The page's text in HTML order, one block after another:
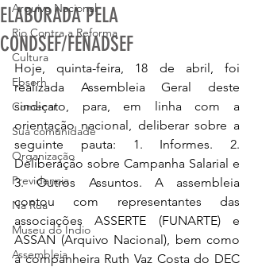
Arquivo Nacional
Rio Contra a Reforma
Cultura
Ebserh
Começar
Sua comunidade
Organização
Previdencia
Na Rua
Museu do Índio
Assembleia
ELABORADA PELA
CONDSEF/FENADSEF
Hoje, quinta-feira, 18 de abril, foi
realizada Assembleia Geral deste
sindicato, para, em linha com a
orientação nacional, deliberar sobre a
seguinte pauta: 1. Informes. 2.
Deliberação sobre Campanha Salarial e
3. Outros Assuntos. A assembleia
contou com representantes das
associações ASSERTE (FUNARTE) e
ASSAN (Arquivo Nacional), bem como
a companheira Ruth Vaz Costa do DEC